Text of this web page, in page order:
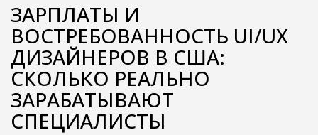
ЗАРПЛАТЫ И
ВОСТРЕБОВАННОСТЬ UI/UX
ДИЗАЙНЕРОВ В США:
СКОЛЬКО РЕАЛЬНО
ЗАРАБАТЫВАЮТ
СПЕЦИАЛИСТЫ